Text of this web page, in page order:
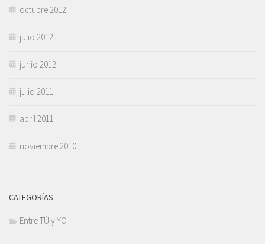
octubre 2012
julio 2012
junio 2012
julio 2011
abril 2011
noviembre 2010
CATEGORÍAS
Entre TÚ y YO